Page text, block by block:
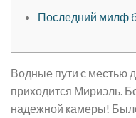
Последний милф
Водные пути с местью
приходится Мириэль.
надежной камеры!